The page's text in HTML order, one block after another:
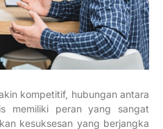
kompetitif, hubungan antara
memiliki peran yang sangat
kesuksesan yang berjangka